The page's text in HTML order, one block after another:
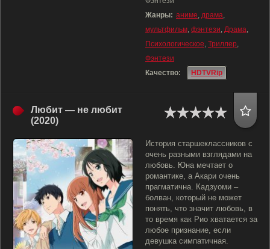
Жанры: аниме, драма,
мультфильм, фэнтези, Драма,
Психологическое, Триллер,
Фэнтези
Качество:
HDTVRip
Любит — не любит
(2020)
История старшеклассников с
очень разными взглядами на
любовь. Юна мечтает о
романтике, а Акари очень
прагматична. Кадзуоми –
болван, который не может
понять, что значит любовь, в
то время как Рио хватается за
любое признание, если
девушка симпатичная.